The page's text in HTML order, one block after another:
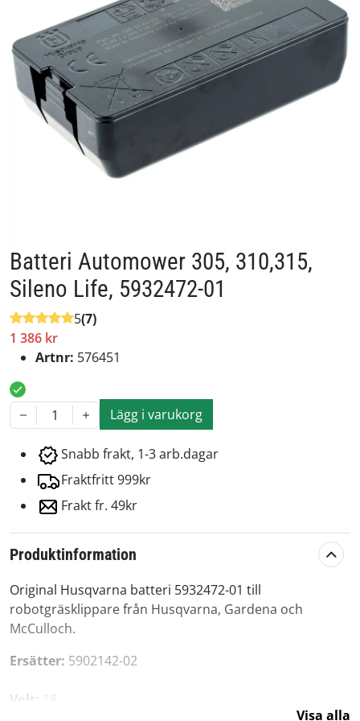
Batteri Automower 305, 310,315,
Sileno Life, 5932472-01
5(7)
1 386 kr
Artnr: 576451
1 Lägg i varukorg
Snabb frakt, 1-3 arb.dagar
Fraktfritt 999kr
Frakt fr. 49kr
Produktinformation
Original Husqvarna batteri 5932472-01 till
robotgräsklippare från Husqvarna, Gardena och
McCulloch.
Ersätter: 5902142-02
Volt:
18
Visa alla